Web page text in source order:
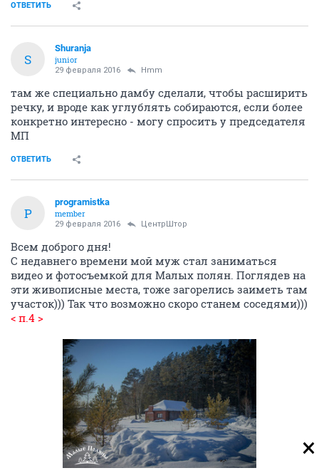
ОТВЕТИТЬ
S
Shuranja
junior
29 февраля 2016 Hmm
там же специально дамбу сделали, чтобы расширить
речку, и вроде как углублять собираются, если более
конкретно интересно - могу спросить у председателя
МП
ОТВЕТИТЬ
P
programistka
member
29 февраля 2016 ЦентрШтор
Всем доброго дня!
С недавнего времени мой муж стал заниматься
видео и фотосъемкой для Малых полян. Поглядев на
эти живописные места, тоже загорелись заиметь там
участок))) Так что возможно скоро станем соседями)))
< п.4 >